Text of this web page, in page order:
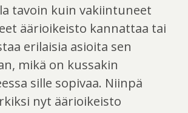
tavoin kuin vakiintuneet
äärioikeisto kannattaa tai
erilaisia asioita sen
mikä on kussakin
sille sopivaa. Niinpä
nyt äärioikeisto